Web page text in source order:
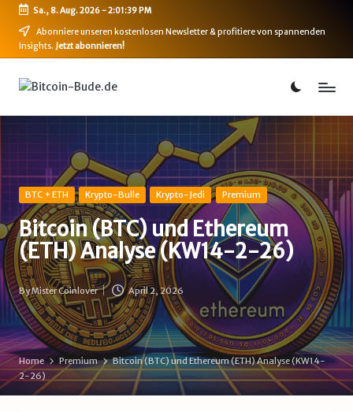
Skip
Sa., 8. Aug. 2026-2:01:40 PM
Abonniere unseren kostenlosen Newsletter & profitiere von spannenden
Insights. Jetzt abonnieren!
B
i
t
c
o
i
n
-
B
u
d
e
Bitcoin,
Posted
in
BTC + ETH Krypto-Bulle Krypto-Jedi Premium
Bitcoin (BTC) und Ethereum
(ETH) Analyse (KW14-2-26)
Posted
by
ByMister Coinlover April 2, 2026
Home Premium
Bitcoin (BTC) und Ethereum (ETH) Analyse (KW14-
2-26)